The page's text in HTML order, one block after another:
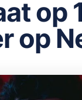
OPSLAANop
op